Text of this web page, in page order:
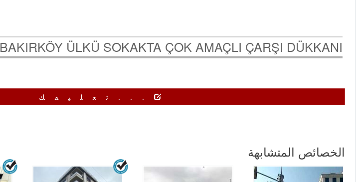
BAKIRKÖY ÜLKÜ SOKAKTA ÇOK AMAÇLI ÇARŞI DÜKKANI /
...تعليقك
الخصائص المتشابهة